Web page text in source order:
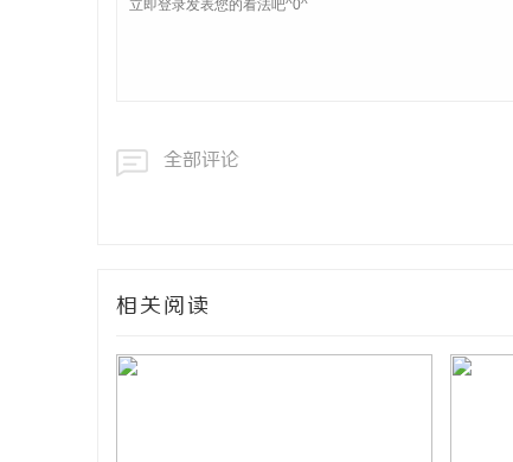
全部评论
相关阅读